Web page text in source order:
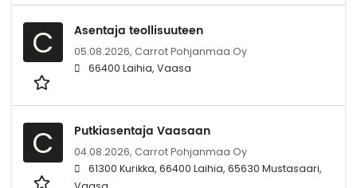
C Asentaja teollisuuteen
05.08.2026, Carrot Pohjanmaa Oy
66400 Laihia, Vaasa
C Putkiasentaja Vaasaan
04.08.2026, Carrot Pohjanmaa Oy
61300 Kurikka, 66400 Laihia, 65630 Mustasaari,